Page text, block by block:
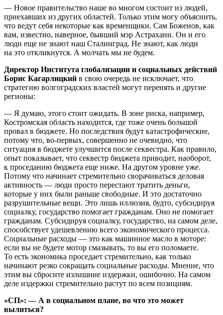
— Новое правительство наше во многом состоит из людей,
приехавших из других областей. Только этим могу объяснить,
что ведут себя некоторые как временщики. Сам Боженов, как
вам, известно, наверное, бывший мэр Астрахани. Он и его
люди еще не знают наш Сталинград. Не знают, как люди
на это откликнутся. А молчать мы не будем.
Директор Института глобализации и социальных действий
Борис Кагарлицкий в свою очередь не исключает, что
стратегию волгоградских властей могут перенять и другие
регионы:
— Я думаю, этого стоит ожидать. В зоне риска, например,
Костромская область находится, где тоже очень большой
провал в бюджете. Но последствия будут катастрофические,
потому что, во-первых, совершенно не очевидно, что
ситуация в бюджете улучшится после секвестра. Как правило,
опыт показывает, что секвестр бюджета приводит, наоборот,
к проседанию бюджета еще ниже. На другом уровне уже.
Потому что начинает стремительно сворачиваться деловая
активность — люди просто перестают тратить деньги,
которые у них были раньше свободные. И это достаточно
разрушительные вещи. Это лишь иллюзия, будто, субсидируя
социалку, государство помогает гражданам. Оно не помогает
гражданам. Субсидируя социалку, государство, на самом деле,
способствует удешевлению всего экономического процесса.
Социальные расходы — это как машинное масло в моторе:
если вы не будете мотор смазывать, то вы его поломаете.
То есть экономика проседает стремительно, как только
начинают резко сокращать социальные расходы. Мнение, что
этим вы сбросите излишние издержки, ошибочно. На самом
деле издержки стремительно растут по всем позициям.
«СП»: — А в социальном плане, во что это может
вылиться?